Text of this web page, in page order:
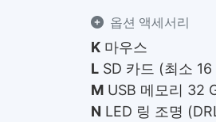
옵션 액세서리
K 마우스
L SD 카드 (최소
M USB 메모리 32
N LED 링 조명